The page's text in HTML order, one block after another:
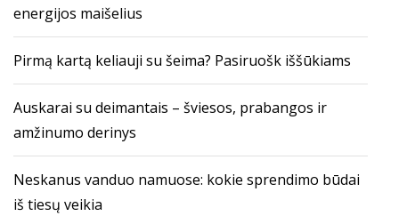
energijos maišelius
Pirmą kartą keliauji su šeima? Pasiruošk iššūkiams
Auskarai su deimantais – šviesos, prabangos ir
amžinumo derinys
Neskanus vanduo namuose: kokie sprendimo būdai
iš tiesų veikia